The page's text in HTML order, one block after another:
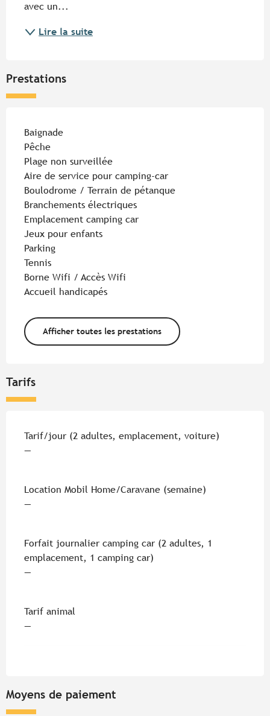
avec un...
Lire la suite
Prestations
Baignade
Pêche
Plage non surveillée
Aire de service pour camping-car
Boulodrome / Terrain de pétanque
Branchements électriques
Emplacement camping car
Jeux pour enfants
Parking
Tennis
Borne Wifi / Accès Wifi
Accueil handicapés
Afficher toutes les prestations
Tarifs
Tarifs 2026
Tarif/jour (2 adultes, emplacement, voiture)
—
Location Mobil Home/Caravane (semaine)
—
Forfait journalier camping car (2 adultes, 1
emplacement, 1 camping car)
—
Tarif animal
—
Moyens de paiement